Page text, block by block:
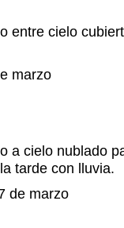
entre cielo
marzo
a cielo nublado
tarde con lluvia.
de marzo